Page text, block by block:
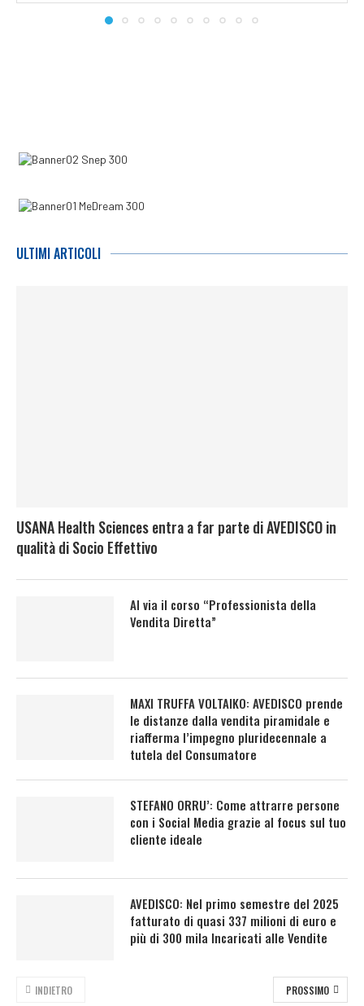
ULTIMI ARTICOLI
USANA Health Sciences entra a far parte di AVEDISCO in
qualità di Socio Effettivo
Al via il corso “Professionista della
Vendita Diretta”
MAXI TRUFFA VOLTAIKO: AVEDISCO prende
le distanze dalla vendita piramidale e
riafferma l’impegno pluridecennale a
tutela del Consumatore
STEFANO ORRU’: Come attrarre persone
con i Social Media grazie al focus sul tuo
cliente ideale
AVEDISCO: Nel primo semestre del 2025
fatturato di quasi 337 milioni di euro e
più di 300 mila Incaricati alle Vendite
INDIETRO PROSSIMO